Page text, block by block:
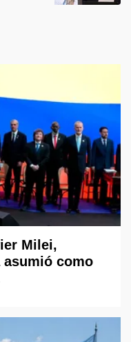
Milei,
asumió como